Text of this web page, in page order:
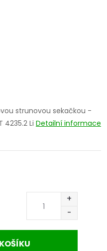
strunovou sekačkou -
4235.2 Li Detailní informace